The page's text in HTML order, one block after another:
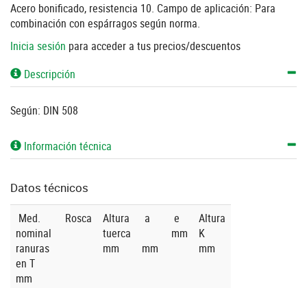
Acero bonificado, resistencia 10. Campo de aplicación: Para
combinación con espárragos según norma.
Inicia sesión para acceder a tus precios/descuentos
Descripción
Según: DIN 508
Información técnica
Datos técnicos
Med.
nominal
ranuras
en T
mm
Rosca
Altura
tuerca
mm
a
mm
e
mm
Altura
K
mm